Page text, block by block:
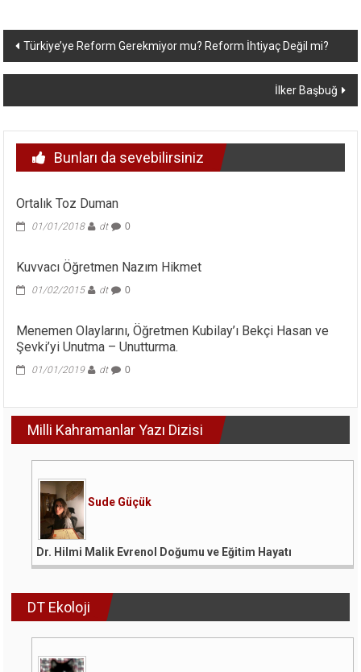
Yazı
dolaşımı
Türkiye’ye Reform Gerekmiyor mu? Reform İhtiyaç Değil mi?
İlker Başbuğ
Bunları da sevebilirsiniz
Ortalık Toz Duman
01/01/2018 dt 0
Kuvvacı Öğretmen Nazım Hikmet
01/02/2015 dt 0
Menemen Olaylarını, Öğretmen Kubilay’ı Bekçi Hasan ve
Şevki’yi Unutma – Unutturma.
01/01/2019 dt 0
Milli Kahramanlar Yazı Dizisi
Sude Güçük
Dr. Hilmi Malik Evrenol Doğumu ve Eğitim Hayatı
DT Ekoloji